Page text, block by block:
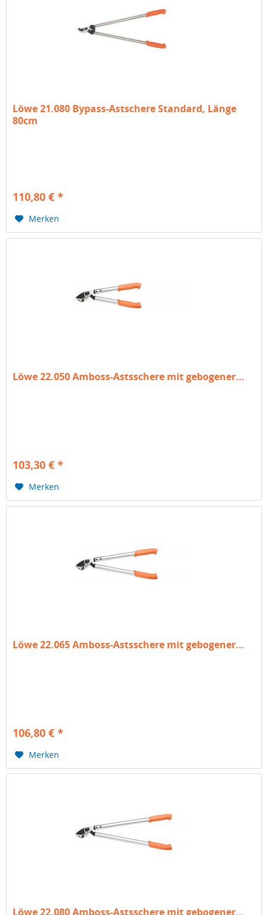
Löwe 21.080 Bypass-Astschere Standard, Länge
80cm
110,80 € *
Merken
Löwe 22.050 Amboss-Astsschere mit gebogener...
103,30 € *
Merken
Löwe 22.065 Amboss-Astsschere mit gebogener...
106,80 € *
Merken
Löwe 22.080 Amboss-Astsschere mit gebogener...